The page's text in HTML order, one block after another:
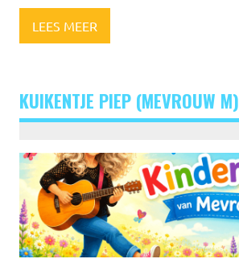
LEES MEER
KUIKENTJE PIEP (MEVROUW M)